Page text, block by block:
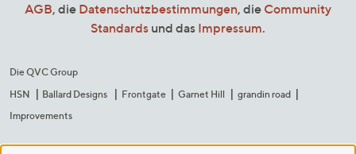
AGB, die Datenschutzbestimmungen, die Community
Standards und das Impressum.
Die QVC Group
HSN
Ballard Designs Frontgate Garnet Hill
grandin road
Improvements